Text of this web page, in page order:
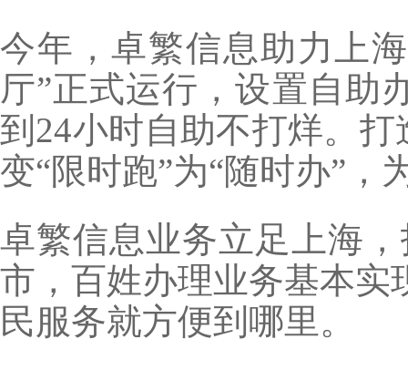
今年，卓繁信息助力上
厅”正式运行，设置自助
到24小时自助不打烊。
变“限时跑”为“随时办”
卓繁信息业务立足上海
市，百姓办理业务基本实
民服务就方便到哪里。